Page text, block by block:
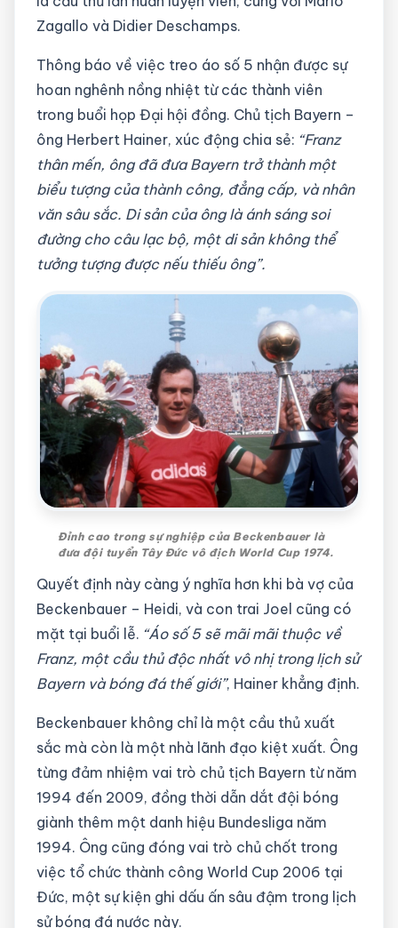
Zagallo và Didier Deschamps.
Thông báo về việc treo áo số 5 nhận được sự
hoan nghênh nồng nhiệt từ các thành viên
trong buổi họp Đại hội đồng. Chủ tịch Bayern –
ông Herbert Hainer, xúc động chia sẻ: “Franz
thân mến, ông đã đưa Bayern trở thành một
biểu tượng của thành công, đẳng cấp, và nhân
văn sâu sắc. Di sản của ông là ánh sáng soi
đường cho câu lạc bộ, một di sản không thể
tưởng tượng được nếu thiếu ông”.
Đỉnh cao trong sự nghiệp của Beckenbauer là
đưa đội tuyển Tây Đức vô địch World Cup 1974.
Quyết định này càng ý nghĩa hơn khi bà vợ của
Beckenbauer – Heidi, và con trai Joel cũng có
mặt tại buổi lễ. “Áo số 5 sẽ mãi mãi thuộc về
Franz, một cầu thủ độc nhất vô nhị trong lịch sử
Bayern và bóng đá thế giới”, Hainer khẳng định.
Beckenbauer không chỉ là một cầu thủ xuất
sắc mà còn là một nhà lãnh đạo kiệt xuất. Ông
từng đảm nhiệm vai trò chủ tịch Bayern từ năm
1994 đến 2009, đồng thời dẫn dắt đội bóng
giành thêm một danh hiệu Bundesliga năm
1994. Ông cũng đóng vai trò chủ chốt trong
việc tổ chức thành công World Cup 2006 tại
Đức, một sự kiện ghi dấu ấn sâu đậm trong lịch
sử bóng đá nước này.